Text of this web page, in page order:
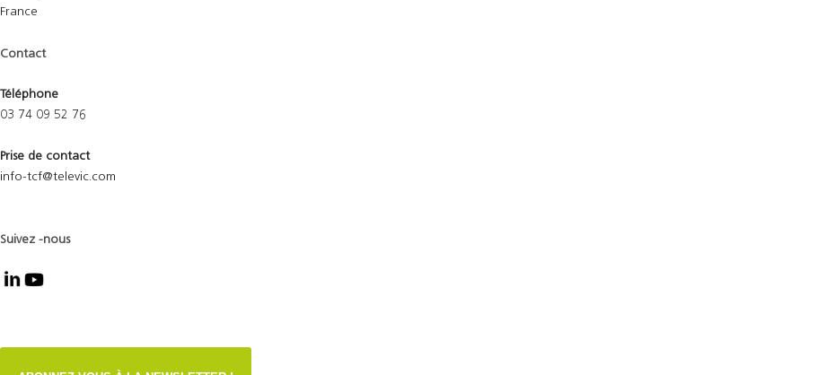
France
Contact
Téléphone
03 74 09 52 76
Prise de contact
info-tcf@televic.com
Suivez -nous